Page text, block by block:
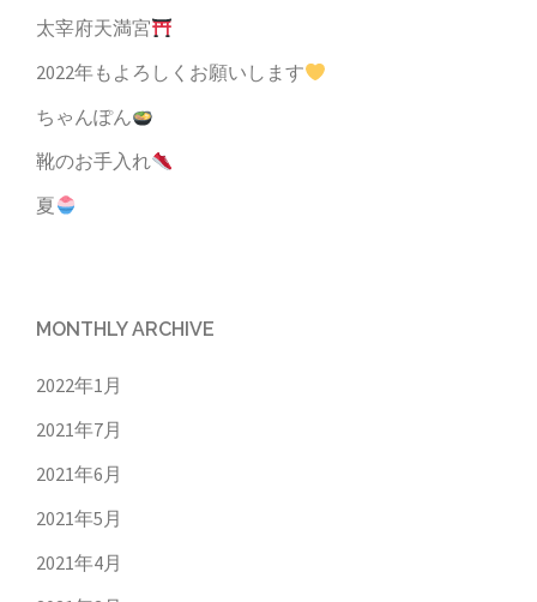
太宰府天満宮
2022年もよろしくお願いします
ちゃんぽん
靴のお手入れ
夏
MONTHLY ARCHIVE
2022年1月
2021年7月
2021年6月
2021年5月
2021年4月